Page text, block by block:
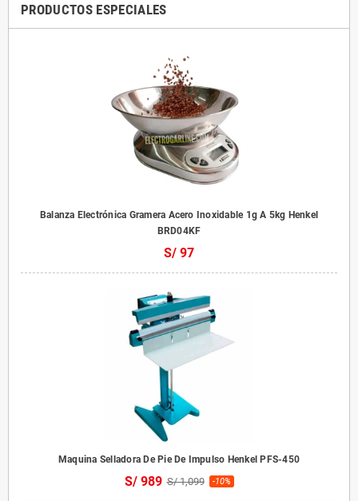
PRODUCTOS ESPECIALES
Balanza Electrónica Gramera Acero Inoxidable 1g A 5kg Henkel
BRD04KF
S/ 97
Maquina Selladora De Pie De Impulso Henkel PFS-450
S/ 989 S/ 1,099 -10%